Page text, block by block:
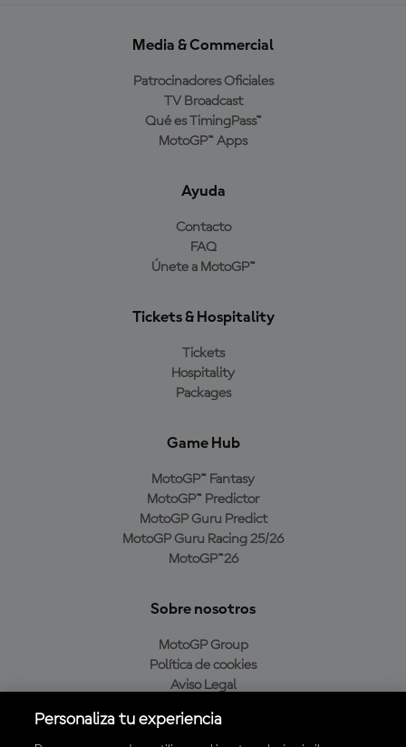
Media & Commercial
Patrocinadores Oficiales
TV Broadcast
Qué es TimingPass™
MotoGP™ Apps
Ayuda
Contacto
FAQ
Únete a MotoGP™
Tickets & Hospitality
Tickets
Hospitality
Packages
Game Hub
MotoGP™ Fantasy
MotoGP™ Predictor
MotoGP Guru Predict
MotoGP Guru Racing 25/26
MotoGP™26
Sobre nosotros
MotoGP Group
Política de cookies
Aviso Legal
Política de compra
Personaliza tu experiencia